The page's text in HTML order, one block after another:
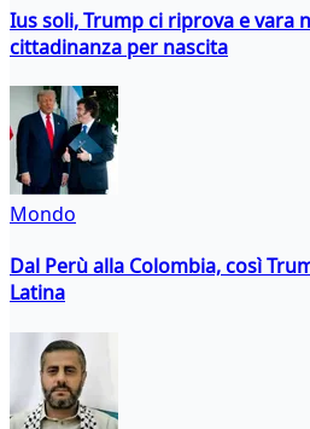
Ius soli, Trump ci riprova e vara
cittadinanza per nascita
Mondo
Dal Perù alla Colombia, così
Latina